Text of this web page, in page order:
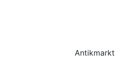
Antikmarkt